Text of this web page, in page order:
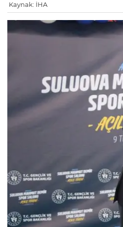
Kaynak: İHA